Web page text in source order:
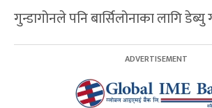
गुन्डागोनले पनि बार्सिलोनाका लागि